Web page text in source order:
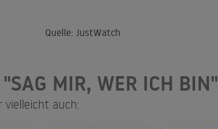
Quelle: JustWatch
"SAG MIR, WER ICH BIN"
vielleicht auch: